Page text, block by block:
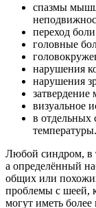
спазмы
переход
головные
нарушения
нарушения
визуальное
в отдельных
температуры.
Любой синдром, в
а определённый
общих или
проблемы с шеей,
могут иметь более